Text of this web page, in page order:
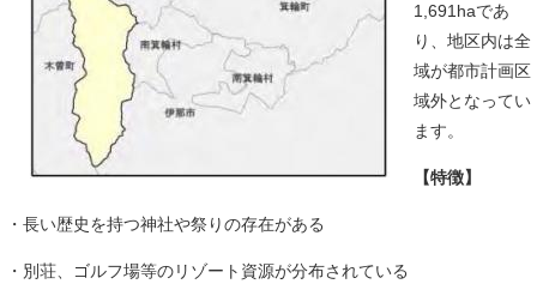
1,691haであ
り、地区内は全
域が都市計画区
域外となってい
ます。
【特徴】
・長い歴史を持つ神社や祭りの存在がある
・別荘、ゴルフ場等のリゾート資源が分布されている